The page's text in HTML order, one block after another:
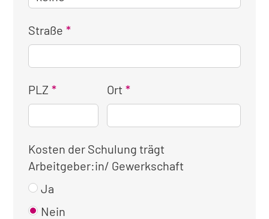
Straße
PLZ Ort
Kosten der Schulung trägt
Arbeitgeber:in/ Gewerkschaft
Ja
Nein